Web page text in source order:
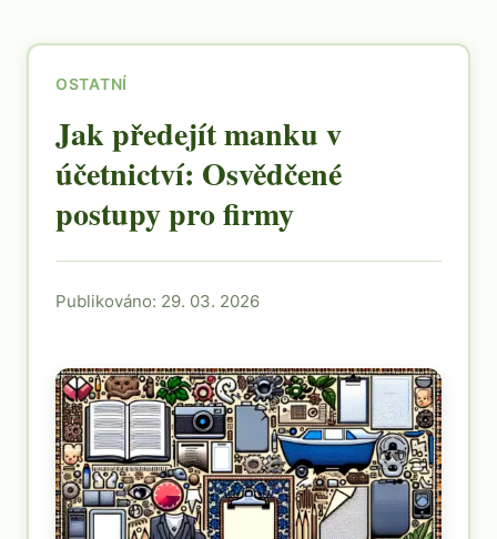
OSTATNÍ
Jak předejít manku v
účetnictví: Osvědčené
postupy pro firmy
Publikováno: 29. 03. 2026